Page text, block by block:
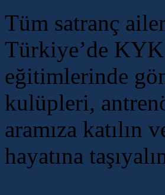
Tüm satranç
Türkiye’de KYK
eğitimlerinde
kulüpleri,
aramıza katılın
hayatına